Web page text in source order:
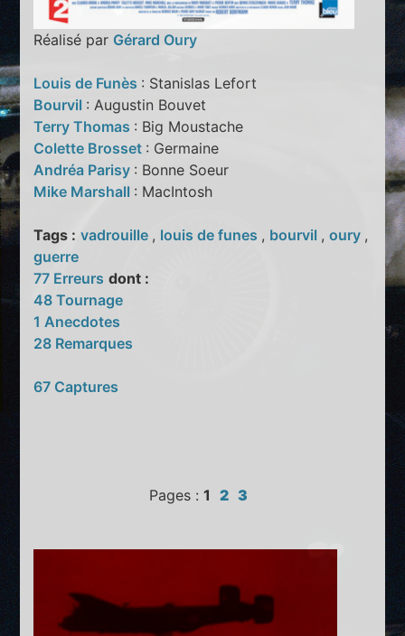
Réalisé par Gérard Oury
Louis de Funès : Stanislas Lefort
Bourvil : Augustin Bouvet
Terry Thomas : Big Moustache
Colette Brosset : Germaine
Andréa Parisy : Bonne Soeur
Mike Marshall : MacIntosh
Tags : vadrouille , louis de funes , bourvil ,oury ,
guerre
77 Erreurs dont :
48 Tournage
1 Anecdotes
28 Remarques
67 Captures
Pages : 1 2 3